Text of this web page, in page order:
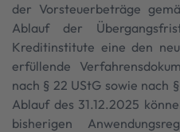
der Vorsteuerbeträge
Ablauf der
Kreditinstitute eine den
erfüllende
nach § 22 UStG sowie nach
Ablauf des 31.12.2025
bisherigen